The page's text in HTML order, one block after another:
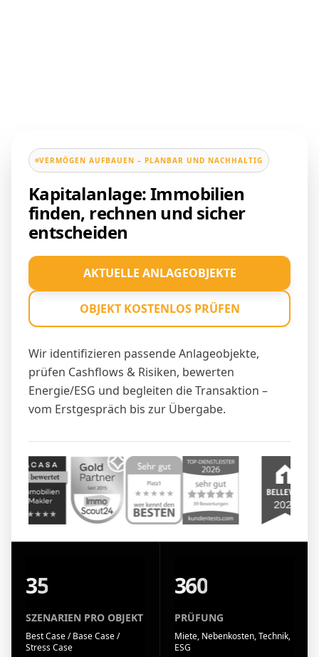
VERMÖGEN AUFBAUEN – PLANBAR UND NACHHALTIG
Kapitalanlage: Immobilien
finden, rechnen und sicher
entscheiden
Wir identifizieren passende Anlageobjekte,
prüfen Cashflows & Risiken, bewerten
Energie/ESG und begleiten die Transaktion –
vom Erstgespräch bis zur Übergabe.
AKTUELLE ANLAGEOBJEKTE
OBJEKT KOSTENLOS PRÜFEN
35
SZENARIEN PRO OBJEKT
Best Case / Base Case /
Stress Case
360
PRÜFUNG
Miete, Nebenkosten, Technik,
ESG